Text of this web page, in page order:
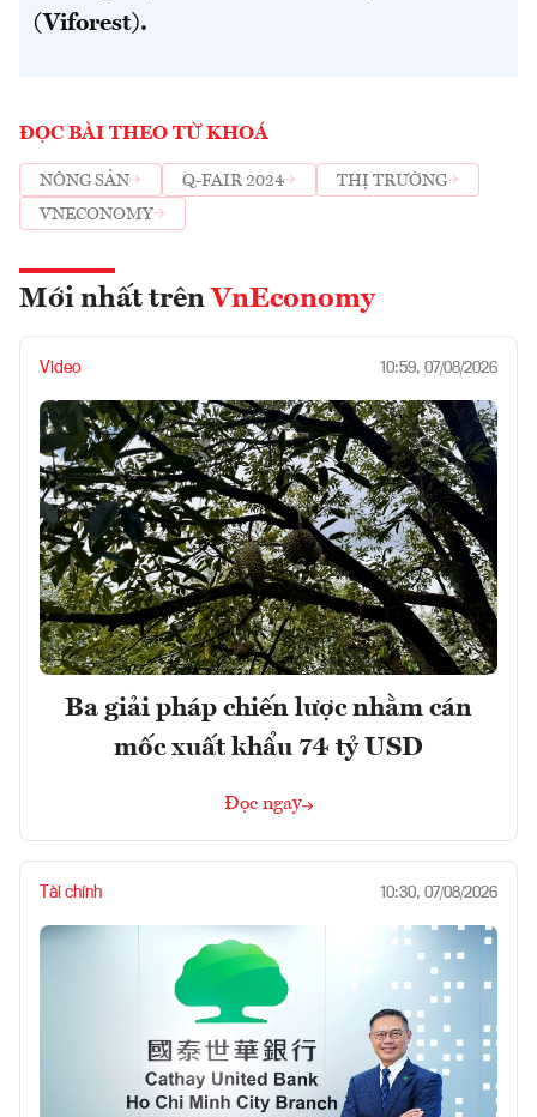
(Viforest).
ĐỌC BÀI THEO TỪ KHOÁ
NÔNG SẢN Q-FAIR 2024
THỊ TRƯỜNG
VNECONOMY
Mới nhất trên VnEconomy
Video 10:59, 07/08/2026
Ba giải pháp chiến lược nhằm cán
mốc xuất khẩu 74 tỷ USD
Đọc ngay
Tài chính 10:30, 07/08/2026